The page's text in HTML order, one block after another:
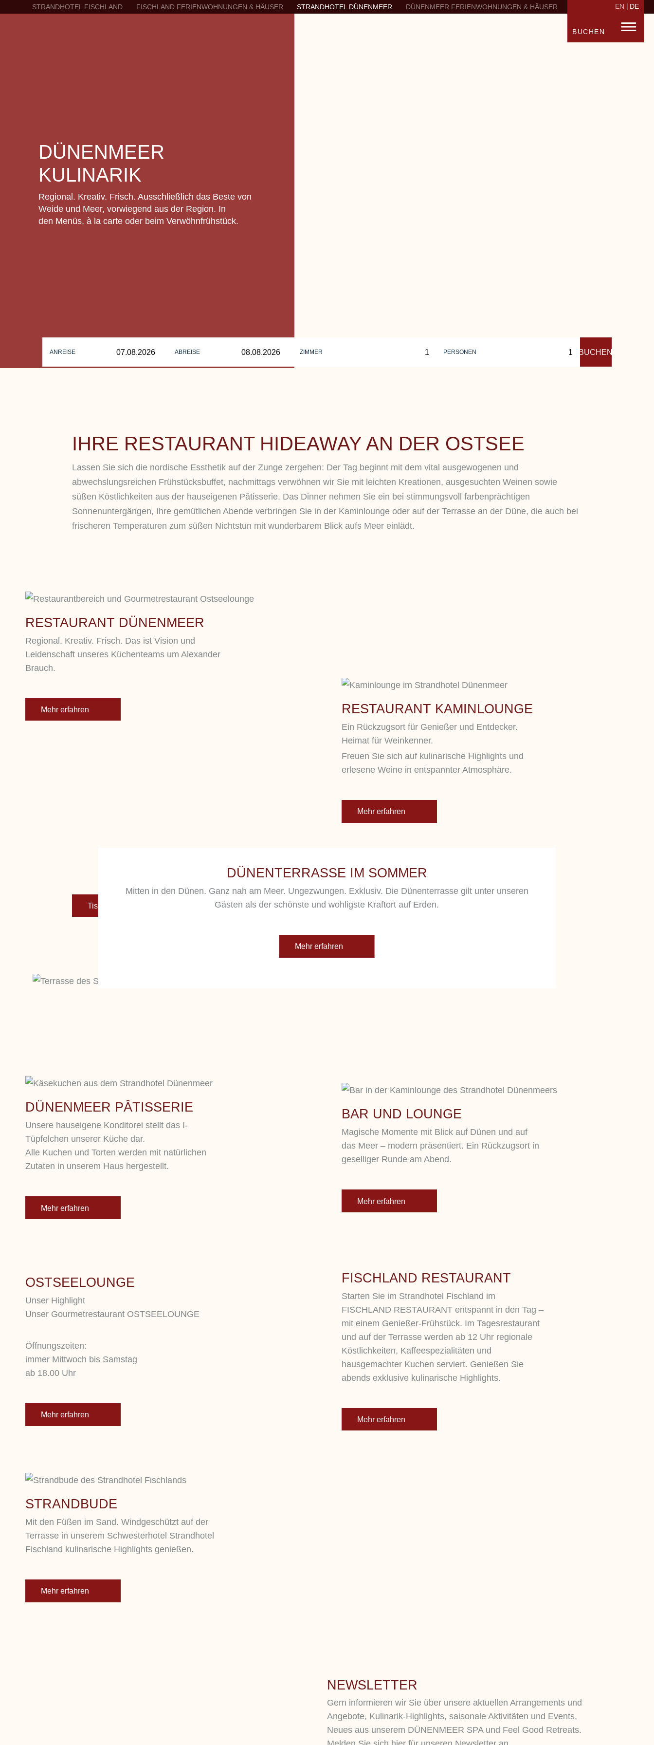
STRANDHOTEL FISCHLAND FISCHLAND FERIENWOHNUNGEN & HÄUSER STRANDHOTEL DÜNENMEER DÜNENMEER FERIENWOHNUNGEN & HÄUSER
BUCHEN
EN DE
DÜNENMEER
KULINARIK
Regional. Kreativ. Frisch. Ausschließlich das Beste von
Weide und Meer, vorwiegend aus der Region. In
den Menüs, à la carte oder beim Verwöhnfrühstück.
ANREISE ABREISE ZIMMER PERSONEN BUCHEN
IHRE RESTAURANT HIDEAWAY AN DER OSTSEE
Lassen Sie sich die nordische Essthetik auf der Zunge zergehen: Der Tag beginnt mit dem vital ausgewogenen und
abwechslungsreichen Frühstücksbuffet, nachmittags verwöhnen wir Sie mit leichten Kreationen, ausgesuchten Weinen sowie
süßen Köstlichkeiten aus der hauseigenen Pâtisserie. Das Dinner nehmen Sie ein bei stimmungsvoll farbenprächtigen
Sonnenuntergängen, Ihre gemütlichen Abende verbringen Sie in der Kaminlounge oder auf der Terrasse an der Düne, die auch bei
frischeren Temperaturen zum süßen Nichtstun mit wunderbarem Blick aufs Meer einlädt.
RESTAURANT DÜNENMEER
Regional. Kreativ. Frisch. Das ist Vision und
Leidenschaft unseres Küchenteams um Alexander
Brauch.
Mehr erfahren RESTAURANT KAMINLOUNGE
Ein Rückzugsort für Genießer und Entdecker.
Heimat für Weinkenner.
Freuen Sie sich auf kulinarische Highlights und
erlesene Weine in entspannter Atmosphäre.
Mehr erfahren
Tisch reservieren
DÜNENTERRASSE IM SOMMER
Mitten in den Dünen. Ganz nah am Meer. Ungezwungen. Exklusiv. Die Dünenterrasse gilt unter unseren
Gästen als der schönste und wohligste Kraftort auf Erden.
Mehr erfahren
DÜNENMEER PÂTISSERIE
Unsere hauseigene Konditorei stellt das I-
Tüpfelchen unserer Küche dar.
Alle Kuchen und Torten werden mit natürlichen
Zutaten in unserem Haus hergestellt.
Mehr erfahren
BAR UND LOUNGE
Magische Momente mit Blick auf Dünen und auf
das Meer – modern präsentiert. Ein Rückzugsort in
geselliger Runde am Abend.
Mehr erfahren
OSTSEELOUNGE
Unser Highlight
Unser Gourmetrestaurant OSTSEELOUNGE
Öffnungszeiten:
immer Mittwoch bis Samstag
ab 18.00 Uhr
Mehr erfahren
FISCHLAND RESTAURANT
Starten Sie im Strandhotel Fischland im
FISCHLAND RESTAURANT entspannt in den Tag –
mit einem Genießer-Frühstück. Im Tagesrestaurant
und auf der Terrasse werden ab 12 Uhr regionale
Köstlichkeiten, Kaffeespezialitäten und
hausgemachter Kuchen serviert. Genießen Sie
abends exklusive kulinarische Highlights.
Mehr erfahren
STRANDBUDE
Mit den Füßen im Sand. Windgeschützt auf der
Terrasse in unserem Schwesterhotel Strandhotel
Fischland kulinarische Highlights genießen.
Mehr erfahren
NEWSLETTER
Gern informieren wir Sie über unsere aktuellen Arrangements und
Angebote, Kulinarik-Highlights, saisonale Aktivitäten und Events,
Neues aus unserem DÜNENMEER SPA und Feel Good Retreats.